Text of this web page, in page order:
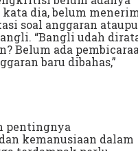
kata dia, belum
soal anggaran
“Bangli udah
Belum ada
baru dibahas,”
pentingnya
kemanusiaan dalam